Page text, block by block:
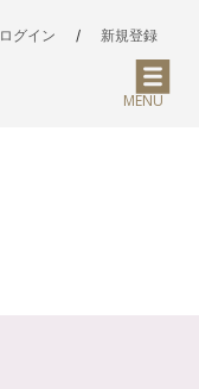
ログイン / 新規登録
MENU